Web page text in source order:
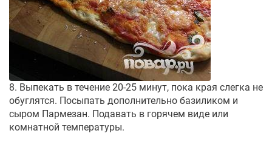
8. Выпекать в течение 20-25 минут, пока края слегка не
обуглятся. Посыпать дополнительно базиликом и
сыром Пармезан. Подавать в горячем виде или
комнатной температуры.